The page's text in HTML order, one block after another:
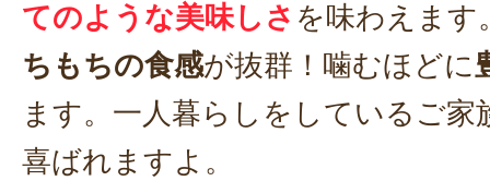
てのような美味しさ を味わえます
ちもちの食感が抜群！噛むほどに
ます。一人暮らしをしているご家
喜ばれますよ。